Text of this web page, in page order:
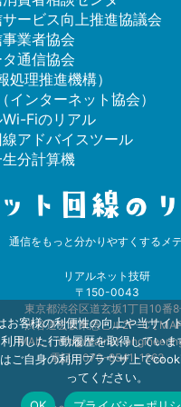
ービス向上推進協議会
業者協会
通信協会
処理推進機構）
インターネット協会）
Fiのリアル
アドバイスツール
分計算機
通信をもっと分かりやすくするメ
リアルネット技研
〒150-0043
東京都渋谷区道玄坂1丁目10番8
渋谷道玄坂東急ビル2F−C [
MAIL：info@realnet-
電話：070-8541-1263
お客様の利便性の向上や当サイ
用した行動履歴を取得してい
ご自身の利用ブラウザ上で
ってください。